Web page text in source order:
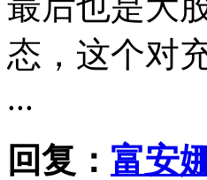
态，这个对
...
回复： 富安